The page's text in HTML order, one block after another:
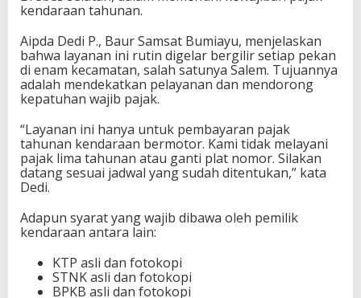
kendaraan tahunan.
Aipda Dedi P., Baur Samsat Bumiayu, menjelaskan
bahwa layanan ini rutin digelar bergilir setiap pekan
di enam kecamatan, salah satunya Salem. Tujuannya
adalah mendekatkan pelayanan dan mendorong
kepatuhan wajib pajak.
“Layanan ini hanya untuk pembayaran pajak
tahunan kendaraan bermotor. Kami tidak melayani
pajak lima tahunan atau ganti plat nomor. Silakan
datang sesuai jadwal yang sudah ditentukan,” kata
Dedi.
Adapun syarat yang wajib dibawa oleh pemilik
kendaraan antara lain:
KTP asli dan fotokopi
STNK asli dan fotokopi
BPKB asli dan fotokopi